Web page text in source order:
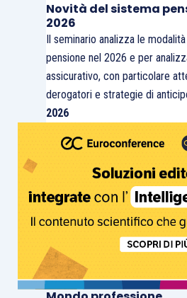
Novità del sistema
2026
Il seminario analizza le
pensione nel 2026 e per
assicurativo, con particolare
derogatori e strategie di
2026